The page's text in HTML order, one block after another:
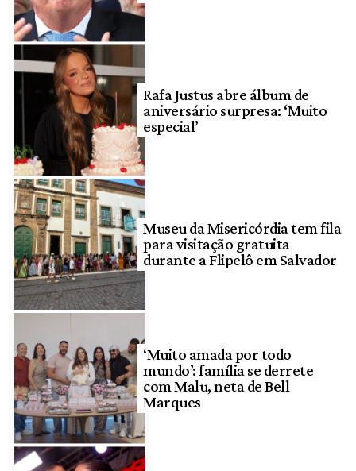
Rafa Justus abre álbum de
aniversário surpresa: ‘Muito
especial’
Museu da Misericórdia tem fila
para visitação gratuita
durante a Flipelô em Salvador
‘Muito amada por todo
mundo’: família se derrete
com Malu, neta de Bell
Marques